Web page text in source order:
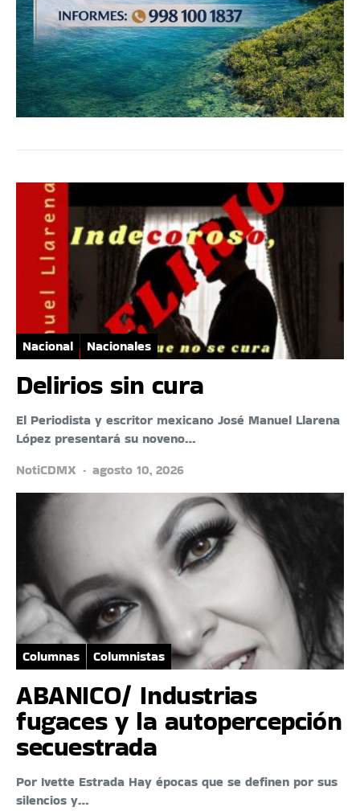
Nacional Nacionales
Delirios sin cura
El Periodista y escritor mexicano José Manuel Llarena
López presentará su noveno…
NotiCDMX
agosto 10, 2026
Columnas Columnistas
ABANICO/ Industrias
fugaces y la autopercepción
secuestrada
Por Ivette Estrada Hay épocas que se definen por sus
silencios y…